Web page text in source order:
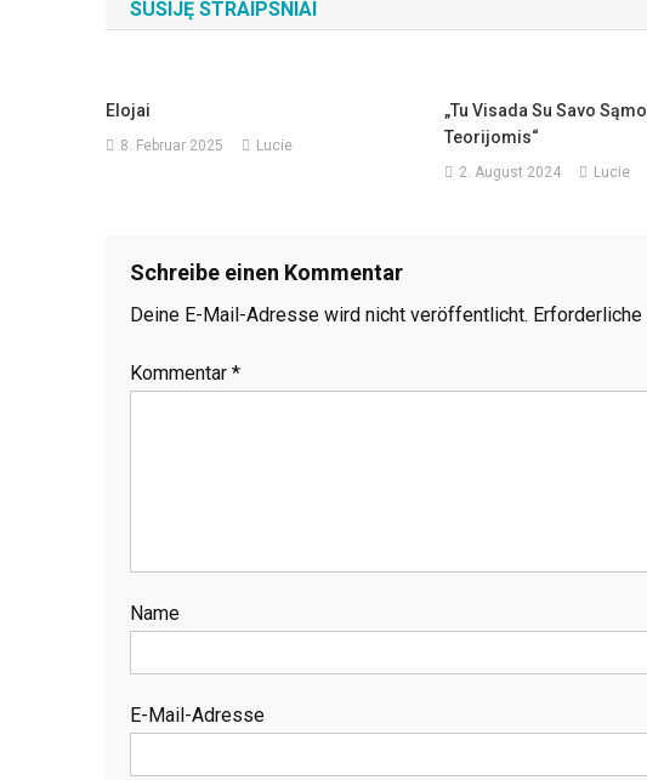
SUSIJĘ STRAIPSNIAI
Elojai
8. Februar 2025 Lucie
„Tu Visada Su Savo
Teorijomis“
2. August 2024 Lucie
Schreibe einen Kommentar
Deine E-Mail-Adresse wird nicht veröffentlicht.
Kommentar *
Name
E-Mail-Adresse